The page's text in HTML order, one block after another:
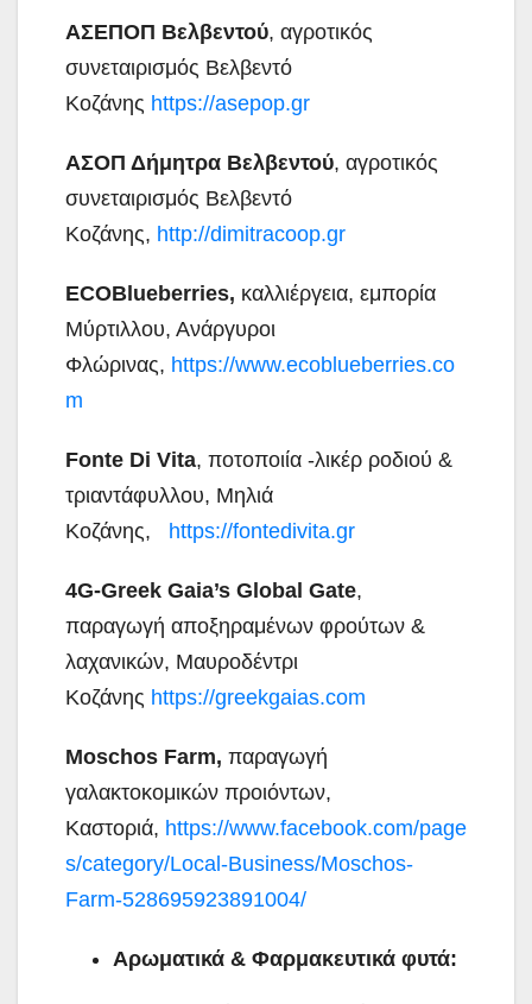
ΑΣΕΠΟΠ Βελβεντού, αγροτικός
συνεταιρισμός Βελβεντό
Κοζάνης https://asepop.gr
ΑΣΟΠ Δήμητρα Βελβεντού, αγροτικός
συνεταιρισμός Βελβεντό
Κοζάνης, http://dimitracoop.gr
ECOBlueberries, καλλιέργεια, εμπορία
Μύρτιλλου, Ανάργυροι
Φλώρινας, https://www.ecoblueberries.co
m
Fonte Di Vita, ποτοποιία -λικέρ ροδιού &
τριαντάφυλλου, Μηλιά
Κοζάνης, https://fontedivita.gr
4G-Greek Gaia’s Global Gate,
παραγωγή αποξηραμένων φρούτων &
λαχανικών, Μαυροδέντρι
Κοζάνης https://greekgaias.com
Moschos Farm, παραγωγή
γαλακτοκομικών προιόντων,
Καστοριά, https://www.facebook.com/page
s/category/Local-Business/Moschos-
Farm-528695923891004/
Αρωματικά & Φαρμακευτικά φυτά: